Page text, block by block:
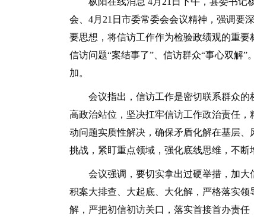
会、4月21日市委常委会会议精神，强调要
要思想，将信访工作作为检验政绩观的重
信访问题“案结事了”、信访群众“事心双解
加。
会议指出，信访工作是密切联系群众的
高政治站位，坚决扛牢信访工作政治责任
动问题实质性解决，确保矛盾化解在基层
挑战，紧盯重点领域，强化底线思维，不断
会议强调，要切实拿出过硬举措，加大
积案大排查、大起底、大化解，严格落实
解，严把初信初访关口，落实首接首办责